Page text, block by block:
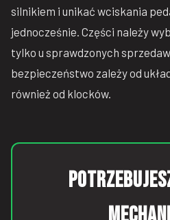
silnikiem i unikać wciskania
jednocześnie. Części należy
tylko u sprawdzonych
bezpieczeństwo zależy od
również od klocków.